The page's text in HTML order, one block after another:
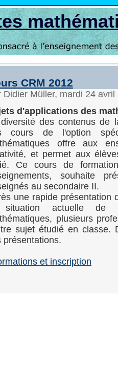
CRM 2012
Didier Müller, mardi 24
d'applications des
des contenus de
cours de l'option
offre aux
et permet aux
Ce cours de
souhaite
au secondaire II.
une rapide présentation
actuelle de
plusieurs
sujet étudié en classe.
présentations.
et inscription